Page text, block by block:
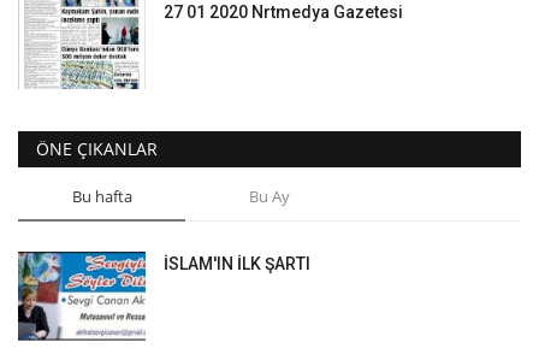
27 01 2020 Nrtmedya Gazetesi
ÖNE ÇIKANLAR
Bu hafta Bu Ay
İSLAM'IN İLK ŞARTI